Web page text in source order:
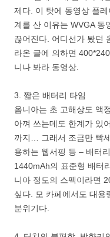
제다. 이 탓에 동영상 플
계를 산 이유는 WVGA 동
끊어진다. 어디선가 봤던
라온 글에 의하면
니나 봐라 동영상.
3. 짧은 배터리 타임
옴니아는 초 고해상도 액
아껴 쓰는데도 한계가 있
까지… 그래서 조금만 빡
용하는 웹서핑 등 – 배터
1440mAh의 표준형 배터
니아 정도의 스펙이라면
싶다. 모 카페에서도 대용
분위기다.